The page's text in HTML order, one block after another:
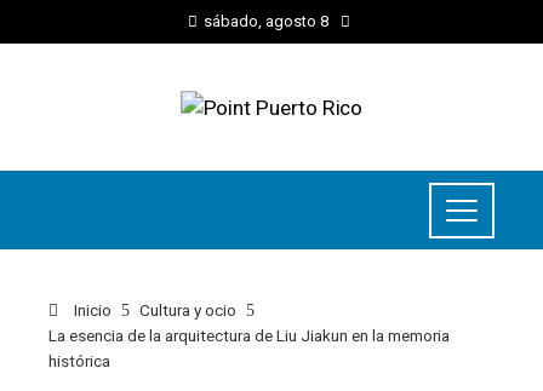
sábado, agosto 8
Inicio
Cultura y ocio
La esencia de la arquitectura de Liu Jiakun en la memoria
histórica